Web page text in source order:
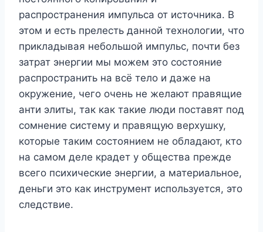
распространения импульса от источника. В
этом и есть прелесть данной технологии, что
прикладывая небольшой импульс, почти без
затрат энергии мы можем это состояние
распространить на всё тело и даже на
окружение, чего очень не желают правящие
анти элиты, так как такие люди поставят под
сомнение систему и правящую верхушку,
которые таким состоянием не обладают, кто
на самом деле крадет у общества прежде
всего психические энергии, а материальное,
деньги это как инструмент используется, это
следствие.